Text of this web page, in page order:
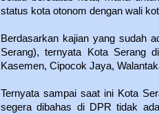
status kota otonom dengan wali
Berdasarkan kajian yang sudah
Serang), ternyata Kota Serang
Kasemen, Cipocok Jaya,
Ternyata sampai saat ini Kota
segera dibahas di DPR tidak